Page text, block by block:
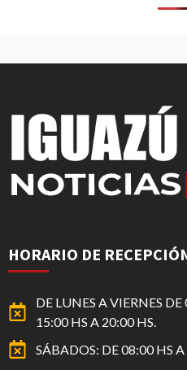
HORARIO DE
DE LUNES A VIERNES
15:00 HS A 20:00 HS.
SÁBADOS: DE 08:00 HS